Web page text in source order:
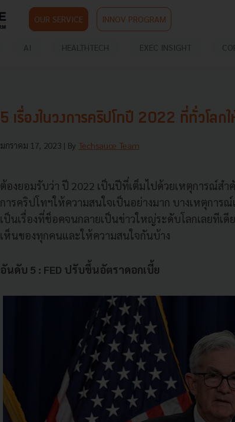
OUR SERVICE INNOV PROGRAM
AI HEALTHTECH EXEC INSIGHT
5 เรื่องในวงการคริปโทปี 2022 ที่ทั่วโลก
มกราคม 17, 2023 | By Techsauce Team
ต้องยอมรับว่า ปี 2022 เป็นปีที่เต็มไปด้วยเหตุการณ์สำ
การคริปโทฯให้ความสนใจเป็นอย่างมาก บางเหตุการ
เป็นเรื่องที่ช็อคจนกลายเป็นข่าวใหญ่ระดับโลกเลยทีเ
เห็นของทุกคนและให้ความสนใจกันบ้าง
อันดับ 5 : FED ปรับขึ้นอัตราดอกเบี้ย